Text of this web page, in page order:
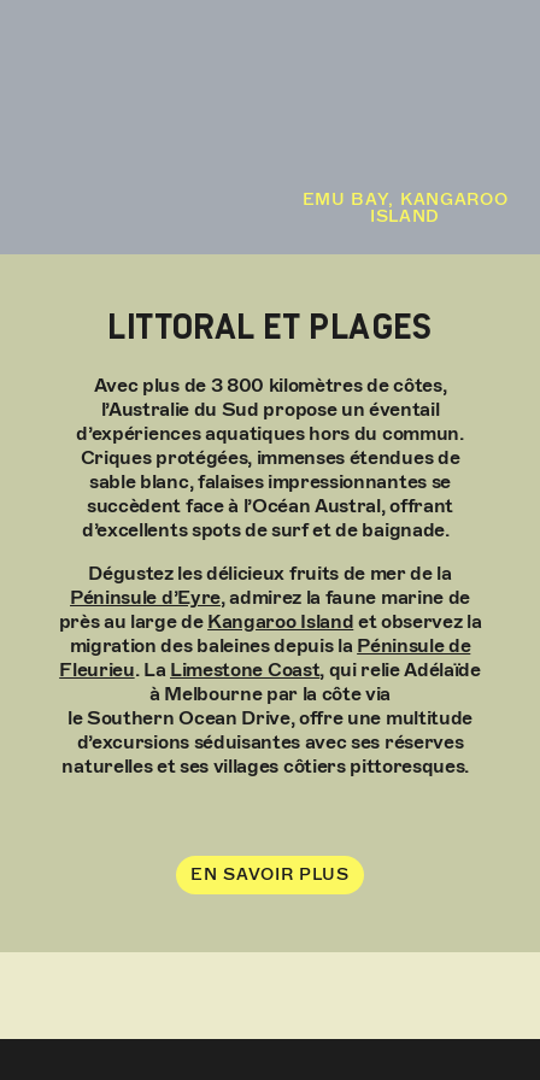
EMU BAY, KANGAROO
ISLAND
LITTORAL ET PLAGES
Avec plus de 3 800 kilomètres de côtes,
l’Australie du Sud propose un éventail
d’expériences aquatiques hors du commun.
Criques protégées, immenses étendues de
sable blanc, falaises impressionnantes se
succèdent face à l’Océan Austral, offrant
d’excellents spots de surf et de baignade.
Dégustez les délicieux fruits de mer de la
Péninsule d’Eyre, admirez la faune marine de
près au large de Kangaroo Island et observez la
migration des baleines depuis la Péninsule de
Fleurieu. La Limestone Coast, qui relie Adélaïde
à Melbourne par la côte via
le Southern Ocean Drive, offre une multitude
d’excursions séduisantes avec ses réserves
naturelles et ses villages côtiers pittoresques.
EN SAVOIR PLUS